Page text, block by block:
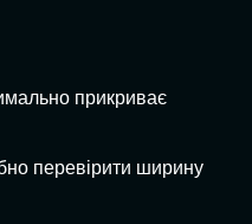
прикриває
перевірити ширину